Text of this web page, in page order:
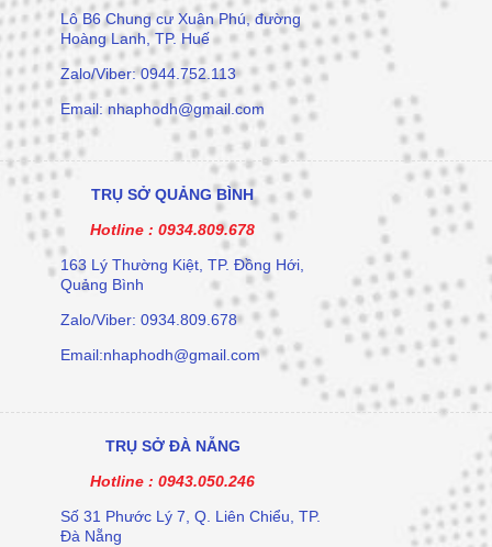
Lô B6 Chung cư Xuân Phú, đường
Hoàng Lanh, TP. Huế
Zalo/Viber: 0944.752.113
Email: nhaphodh@gmail.com
TRỤ SỞ QUẢNG BÌNH
Hotline : 0934.809.678
163 Lý Thường Kiệt, TP. Đồng Hới,
Quảng Bình
Zalo/Viber: 0934.809.678
Email:nhaphodh@gmail.com
TRỤ SỞ ĐÀ NẴNG
Hotline : 0943.050.246
Số 31 Phước Lý 7, Q. Liên Chiểu, TP.
Đà Nẵng